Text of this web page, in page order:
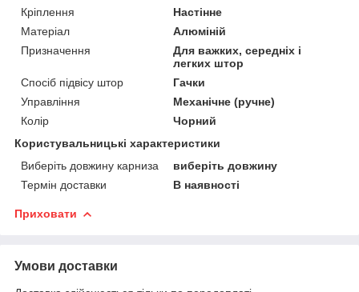
Кріплення
Настінне
Матеріал
Алюміній
Призначення
Для важких, середніх і
легких штор
Спосіб підвісу штор
Гачки
Управління
Механічне (ручне)
Колір
Чорний
Користувальницькі характеристики
Виберіть довжину карниза
виберіть довжину
Термін доставки
В наявності
Приховати
Умови доставки